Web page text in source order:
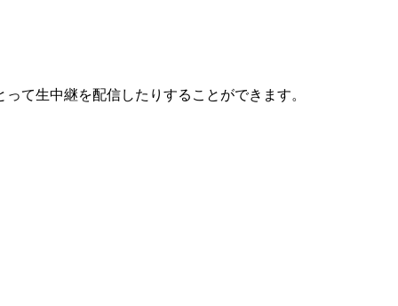
て生中継を配信したりすることができます。